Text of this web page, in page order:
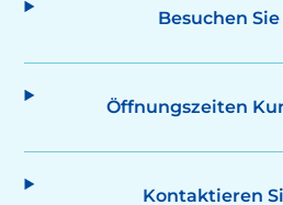
Besuchen
Öffnungszeiten
Kontaktieren